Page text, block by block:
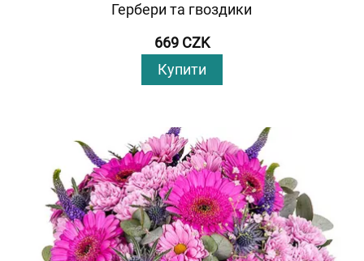
Гербери та гвоздики
669 CZK
Купити